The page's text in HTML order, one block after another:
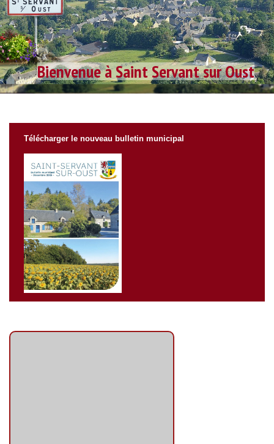
Bienvenue à Saint Servant sur Oust
Télécharger le nouveau bulletin municipal